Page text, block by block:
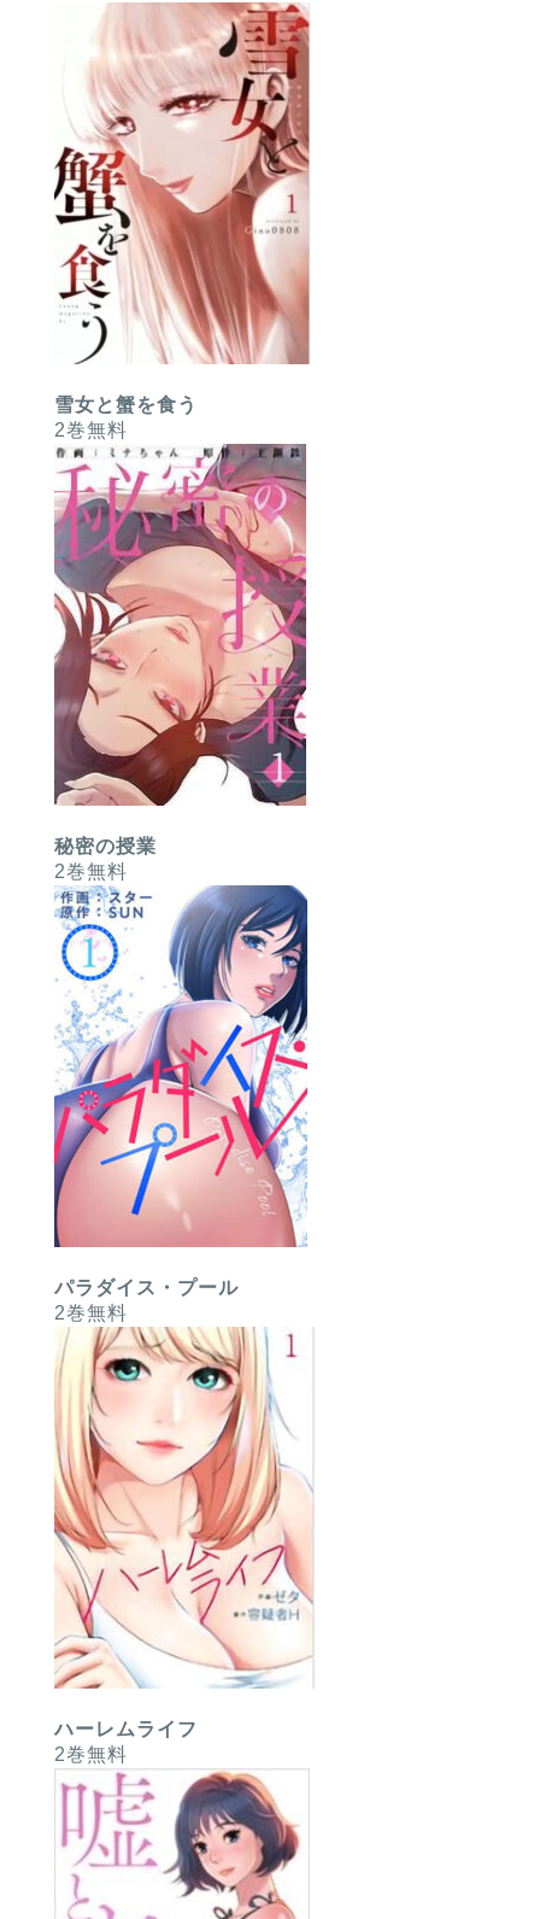
雪女と蟹を食う
2巻無料
秘密の授業
2巻無料
パラダイス・プール
2巻無料
ハーレムライフ
2巻無料